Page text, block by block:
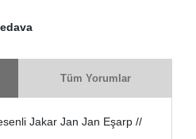
Tüm Yorumlar
Jakar Jan Jan Eşarp //